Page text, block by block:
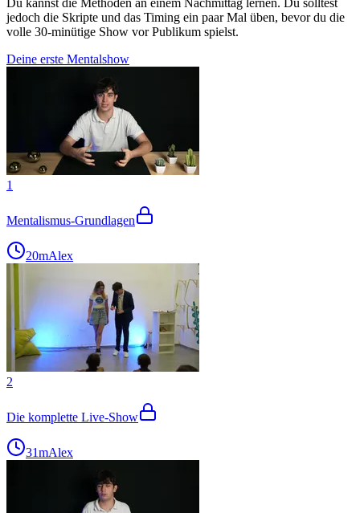
Du kannst die Methoden an einem Nachmittag lernen. Du solltest
jedoch die Skripte und das Timing ein paar Mal üben, bevor du die
volle 30-minütige Show vor Publikum spielst.
Deine erste Mentalshow
1
Mentalismus-Grundlagen
20mAlex
2
Die komplette Live-Show
31mAlex